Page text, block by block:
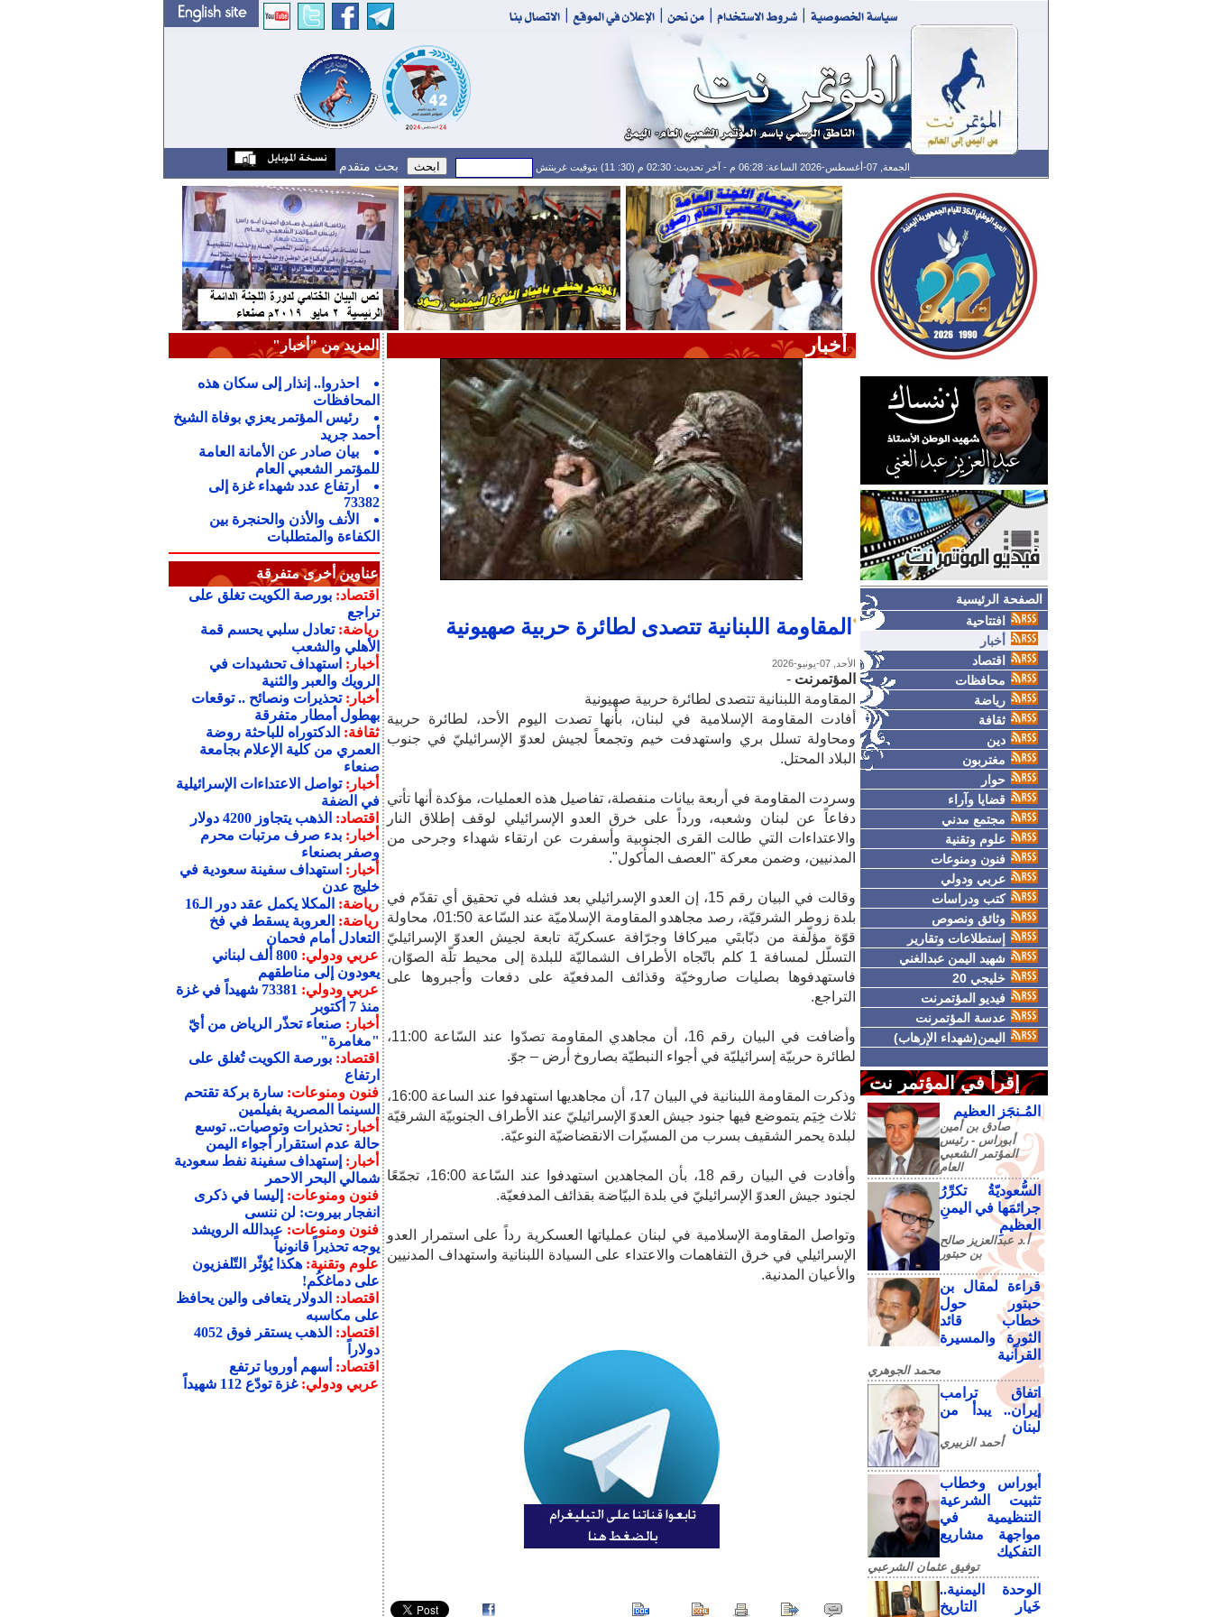
الجمعة, 07-أغسطس-2026 الساعة: 06:28 م - آخر تحديث: 02:30 م (30: 11) بتوقيت غرينتش بحث متقدم
الصفحة الرئيسية
افتتاحية
أخبار
اقتصاد
محافظات
رياضة
ثقافة
دين
مغتربون
حوار
قضايا وآراء
مجتمع مدني
علوم وتقنية
فنون ومنوعات
عربي ودولي
كتب ودراسات
وثائق ونصوص
إستطلاعات وتقارير
شهيد اليمن عبدالغني
خليجي 20
فيديو المؤتمرنت
عدسة المؤتمرنت
اليمن(شهداء الإرهاب)
إقرأ في المؤتمر نت
المُـنجَز العظيم
صادق‮ ‬بن‮ ‬أمين‮
‬أبوراس - رئيس‮
‬المؤتمر‮ ‬الشعبي‮
‬العام
السُّعوديّةُ تكرِّرُ
جرائمَها في اليمنِ
العظيمِ
أ.د عبدالعزيز صالح
بن حبتور
قراءة لمقال بن
حبتور حول
خطاب قائد
الثورة والمسيرة
القرآنية
محمد الجوهري
اتفاق ترامب
إيران.. يبدأ من
لبنان
أحمد الزبيري
أبوراس وخطاب
تثبيت الشرعية
التنظيمية في
مواجهة مشاريع
التفكيك
توفيق عثمان الشرعبي
الوحدة اليمنية..
خَيار التاريخ
أخبار
المقاومة اللبنانية تتصدى لطائرة حربية صهيونية
الأحد, 07-يونيو-2026
المؤتمرنت -
المقاومة اللبنانية تتصدى لطائرة حربية صهيونية
أفادت المقاومة الإسلامية في لبنان، بأنها تصدت اليوم الأحد، لطائرة حربية
ومحاولة تسلل بري واستهدفت خيم وتجمعاً لجيش لعدوّ الإسرائيليّ في جنوب
البلاد المحتل.
وسردت المقاومة في أربعة بيانات منفصلة، تفاصيل هذه العمليات، مؤكدة أنها تأتي
دفاعاً عن لبنان وشعبه، ورداً على خرق العدو الإسرائيلي لوقف إطلاق النار
والاعتداءات التي طالت القرى الجنوبية وأسفرت عن ارتقاء شهداء وجرحى من
المدنيين، وضمن معركة "العصف المأكول".
وقالت في البيان رقم 15، إن العدو الإسرائيلي بعد فشله في تحقيق أي تقدّم في
بلدة زوطر الشرقيّة، رصد مجاهدو المقاومة الإسلاميّة عند السّاعة 01:50، محاولة
قوّة مؤلّفة من دبّابتَي ميركافا وجرّافة عسكريّة تابعة لجيش العدوّ الإسرائيليّ
التسلّل لمسافة 1 كلم باتّجاه الأطراف الشماليّة للبلدة إلى محيط تلّة الصوّان،
فاستهدفوها بصليات صاروخيّة وقذائف المدفعيّة على دفعات وأجبروها على
التراجع.
وأضافت في البيان رقم 16، أن مجاهدي المقاومة تصدّوا عند السّاعة 11:00،‏
لطائرة حربيّة إسرائيليّة في أجواء النبطيّة بصاروخ أرض – جوّ.
وذكرت المقاومة اللبنانية في البيان 17، أن مجاهديها استهدفوا عند الساعة 16:00،‏
ثلاث خِيَم يتموضع فيها جنود جيش العدوّ الإسرائيليّ عند الأطراف الجنوبيّة الشرقيّة
لبلدة يحمر الشقيف بسرب من المسيّرات الانقضاضيّة النوعيّة.
وأفادت في البيان رقم 18، بأن المجاهدين استهدفوا عند السّاعة 16:00،‏ تجمّعًا
لجنود جيش العدوّ الإسرائيليّ في بلدة البيّاضة بقذائف المدفعيّة.
وتواصل المقاومة الإسلامية في لبنان عملياتها العسكرية رداً على استمرار العدو
الإسرائيلي في خرق التفاهمات والاعتداء على السيادة اللبنانية واستهداف المدنيين
والأعيان المدنية.
المزيد من "أخبار"
احذروا.. إنذار إلى سكان هذه
المحافظات
رئيس المؤتمر يعزي بوفاة الشيخ
أحمد جريد
بيان صادر عن الأمانة العامة
للمؤتمر الشعبي العام
ارتفاع عدد شهداء غزة إلى
73382
الأنف والأذن والحنجرة بين
الكفاءة والمتطلبات
عناوين أخرى متفرقة
اقتصاد:بورصة الكويت تغلق على
تراجع
رياضة:تعادل سلبي يحسم قمة
الأهلي والشعب
أخبار: استهداف تحشيدات في
الرويك والعبر والثنية
أخبار:تحذيرات ونصائح .. توقعات
بهطول أمطار متفرقة
ثقافة: الدكتوراه للباحثة روضة
العمري من كلية الإعلام بجامعة
صنعاء
أخبار:تواصل الاعتداءات الإسرائيلية
في الضفة
اقتصاد: الذهب يتجاوز 4200 دولار
أخبار:بدء صرف مرتبات محرم
وصفر بصنعاء
أخبار: استهداف سفينة سعودية في
خليج عدن
رياضة: المكلا يكمل عقد دور الـ16
رياضة: العروبة يسقط في فخ
التعادل أمام فحمان
عربي ودولي:
800 ألف لبناني
يعودون إلى مناطقهم
عربي ودولي:
73381 شهيداً في غزة
منذ 7 أكتوبر
أخبار: صنعاء تحذّر الرياض من أيّ
"مغامرة"
اقتصاد:بورصة الكويت تُغلق على
ارتفاع
فنون ومنوعات:سارة بركة تقتحم
السينما المصرية بفيلمين
أخبار:تحذيرات وتوصيات.. توسع
حالة عدم استقرار أجواء اليمن
أخبار: إستهداف سفينة نفط سعودية
شمالي البحر الاحمر
فنون ومنوعات: إليسا في ذكرى
انفجار بيروت: لن ننسى
فنون ومنوعات: عبدالله الرويشد
يوجه تحذيراً قانونياً
علوم وتقنية:هكذا يُؤثّر التّلفزيون
على دماغكُم!
اقتصاد: الدولار يتعافى والين يحافظ
على مكاسبه
اقتصاد:
الذهب يستقر فوق 4052
دولاراً
اقتصاد: أسهم أوروبا ترتفع
عربي ودولي:غزة تودّع 112 شهيداً